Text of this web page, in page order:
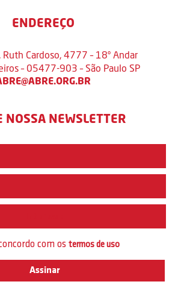
ENDEREÇO
Ruth Cardoso, 4777 – 18º Andar
– 05477-903 – São Paulo SP
NOSSA NEWSLETTER
com os termos de uso